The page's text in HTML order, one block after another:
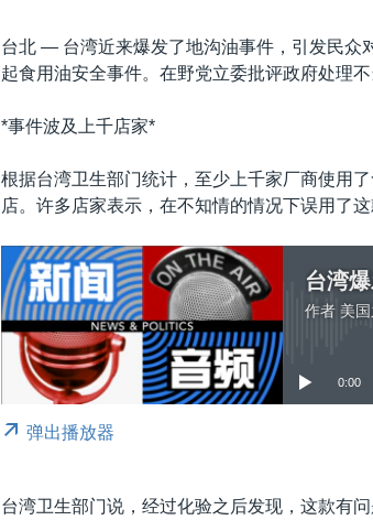
台北 — 台湾近来爆发了地沟油事件，引发民众
起食用油安全事件。在野党立委批评政府处理
*事件波及上千店家*
根据台湾卫生部门统计，至少上千家厂商使用
店。许多店家表示，在不知情的情况下误用了
作者 美
没有媒
0:00
弹出播放器
台湾卫生部门说，经过化验之后发现，这款有